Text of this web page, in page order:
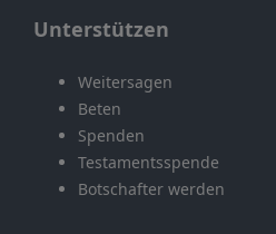
Unterstützen
Weitersagen
Beten
Spenden
Testamentsspende
Botschafter werden